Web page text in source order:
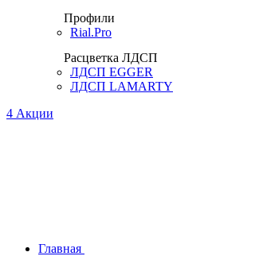
Профили
Rial.Pro
Расцветка ЛДСП
ЛДСП EGGER
ЛДСП LAMARTY
4 Акции
Главная